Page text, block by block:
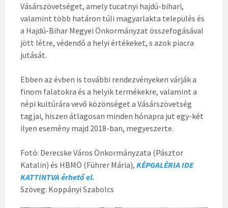
Vásárszövetséget, amely tucatnyi hajdú-bihari,
valamint több határon túli magyarlakta település és
a Hajdú-Bihar Megyei Önkormányzat összefogásával
jött létre, védendő a helyi értékeket, s azok piacra
jutását.
Ebben az évben is további rendezvényeken várják a
finom falatokra és a helyik termékekre, valamint a
népi kultúrára vevő közönséget a Vásárszövetség
tagjai, hiszen átlagosan minden hónapra jut egy-két
ilyen esemény majd 2018-ban, megyeszerte.
Fotó: Derecske Város Önkormányzata (Pásztor
Katalin) és HBMÖ (Führer Mária), KÉPGALÉRIA IDE
KATTINTVA érhető el.
Szöveg: Koppányi Szabolcs